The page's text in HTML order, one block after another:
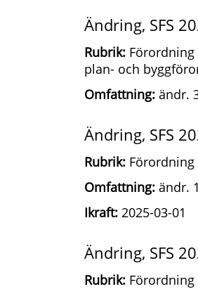
Ändring, SFS
Rubrik:
plan- och
Omfattning: ändr.
Ändring, SFS
Rubrik: Förordning
Omfattning: ändr.
Ikraft: 2025-03-01
Ändring, SFS
Rubrik: Förordning